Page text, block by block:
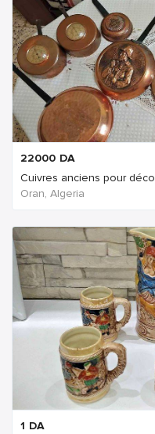
22000 DA
Cuivres anciens pour déco
Oran, Algeria
1 DA